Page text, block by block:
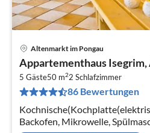
Altenmarkt im Pongau
Appartementhaus
5 Gäste50 m22 Schlafzimmer
86 Bewertungen
Backofen, Mikrowelle,